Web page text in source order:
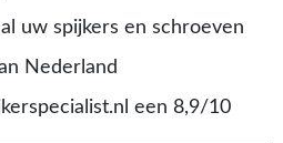
uw spijkers en schroeven
Nederland
een 8,9/10